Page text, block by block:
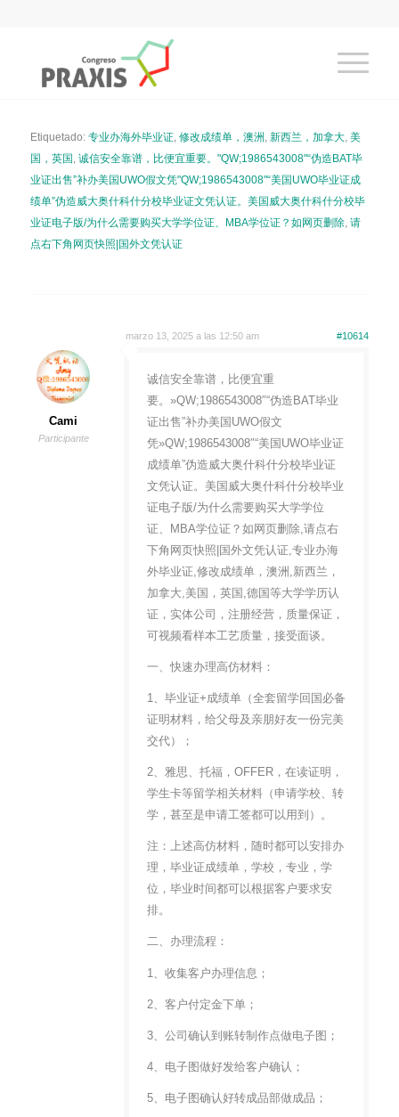
Etiquetado: 专业办海外毕业证, 修改成绩单，澳洲 , 新西兰，加拿大, 美
国，英国 , 诚信安全靠谱，比便宜重要。"QW;1986543008"“伪造BAT毕
业证出售”补办美国UWO假文凭"QW;1986543008"“美国UWO毕业证成
绩单”伪造威大奥什科什分校毕业证文凭认证。美国威大奥什科什分校毕
业证电子版/为什么需要购买大学学位证、MBA学位证？如网页删除, 请
点右下角网页快照|国外文凭认证
marzo 13, 2025 a las 12:50 am #10614
Cami
Participante
诚信安全靠谱，比便宜重
要。»QW;1986543008″“伪造BAT毕业
证出售”补办美国UWO假文
凭»QW;1986543008″“美国UWO毕业证
成绩单”伪造威大奥什科什分校毕业证
文凭认证。美国威大奥什科什分校毕业
证电子版/为什么需要购买大学学位
证、MBA学位证？如网页删除,请点右
下角网页快照|国外文凭认证,专业办海
外毕业证,修改成绩单，澳洲,新西兰，
加拿大,美国，英国,德国等大学学历认
证，实体公司，注册经营，质量保证，
可视频看样本工艺质量，接受面谈。
一、快速办理高仿材料：
1、毕业证+成绩单（全套留学回国必备
证明材料，给父母及亲朋好友一份完美
交代）；
2、雅思、托福，OFFER，在读证明，
学生卡等留学相关材料（申请学校、转
学，甚至是申请工签都可以用到）。
注：上述高仿材料，随时都可以安排办
理，毕业证成绩单，学校，专业，学
位，毕业时间都可以根据客户要求安
排。
二、办理流程：
1、收集客户办理信息；
2、客户付定金下单；
3、公司确认到账转制作点做电子图；
4、电子图做好发给客户确认；
5、电子图确认好转成品部做成品；